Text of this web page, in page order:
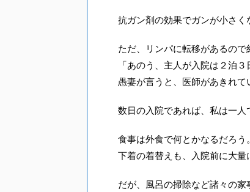
抗ガン剤の効果でガンが小さく
ただ、リンパに転移があるので
「あのう、主人が入院は２泊
愚妻が言うと、医師があきれて
数日の入院であれば、私は一人
食事は外食で何とかなるだろう。
下着の着替えも、入院前に大量
だが、風呂の掃除など諸々の家